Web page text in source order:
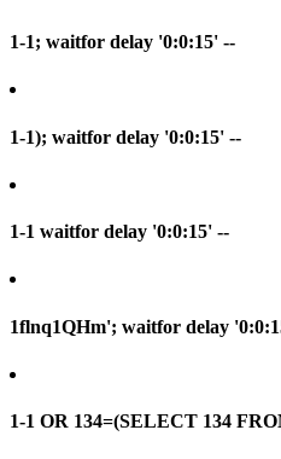
1-1; waitfor delay '0:0:15' --
1-1); waitfor delay '0:0:15' --
1-1 waitfor delay '0:0:15' --
1flnq1QHm'; waitfor delay
1-1 OR 134=(SELECT 134